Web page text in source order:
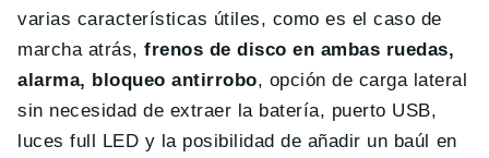
varias características útiles, como es el caso de
marcha atrás,frenos de disco en ambas ruedas,
alarma, bloqueo antirrobo, opción de carga lateral
sin necesidad de extraer la batería, puerto USB,
luces full LED y la posibilidad de añadir un baúl en